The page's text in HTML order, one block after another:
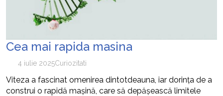
Cea mai rapida masina
4 iulie 2025Curiozitati
Viteza a fascinat omenirea dintotdeauna, iar dorința de a
construi o rapidă mașină, care să depășească limitele